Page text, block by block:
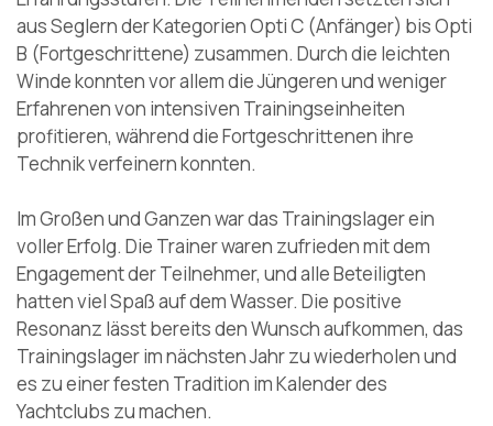
aus Seglern der Kategorien Opti C (Anfänger) bis Opti
B (Fortgeschrittene) zusammen. Durch die leichten
Winde konnten vor allem die Jüngeren und weniger
Erfahrenen von intensiven Trainingseinheiten
profitieren, während die Fortgeschrittenen ihre
Technik verfeinern konnten.
Im Großen und Ganzen war das Trainingslager ein
voller Erfolg. Die Trainer waren zufrieden mit dem
Engagement der Teilnehmer, und alle Beteiligten
hatten viel Spaß auf dem Wasser. Die positive
Resonanz lässt bereits den Wunsch aufkommen, das
Trainingslager im nächsten Jahr zu wiederholen und
es zu einer festen Tradition im Kalender des
Yachtclubs zu machen.